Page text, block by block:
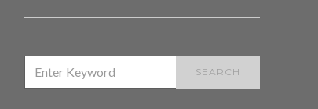
FOR:
SEARCH